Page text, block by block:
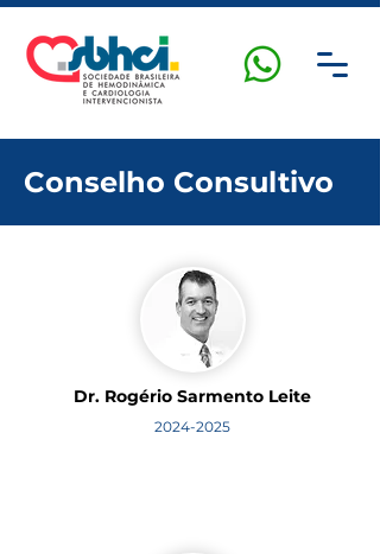
Conselho Consultivo
Dr. Rogério Sarmento Leite
2024-2025